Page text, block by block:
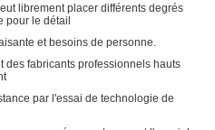
librement placer différents degrés
pour le détail
et besoins de personne.
des fabricants professionnels hauts
par l'essai de technologie de